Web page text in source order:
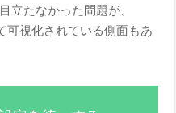
立たなかった問題が、
可視化されている側面もあ